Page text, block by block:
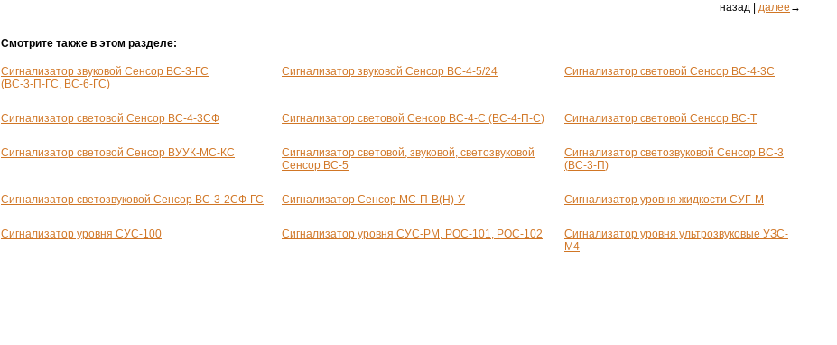
назад | далее →
Смотрите также в этом разделе:
Сигнализатор звуковой Сенсор ВС-3-ГС
(ВС-3-П-ГС, ВС-6-ГС)
Сигнализатор звуковой Сенсор ВС-4-5/24 Сигнализатор световой Сенсор ВС-4-3С
Сигнализатор световой Сенсор ВС-4-3СФ Сигнализатор световой Сенсор ВС-4-С (ВС-4-П-С) Сигнализатор световой Сенсор ВС-Т
Сигнализатор световой Сенсор ВУУК-МС-КС
Сигнализатор световой, звуковой, светозвуковой
Сенсор ВС-5
Сигнализатор светозвуковой Сенсор ВС-3
(ВС-3-П)
Сигнализатор светозвуковой Сенсор ВС-3-2СФ-ГС Сигнализатор Сенсор МС-П-В(Н)-У Сигнализатор уровня жидкости СУГ-М
Сигнализатор уровня СУС-100 Сигнализатор уровня СУС-PM, РОС-101, РОС-102
Сигнализатор уровня ультрозвуковые УЗС-
М4